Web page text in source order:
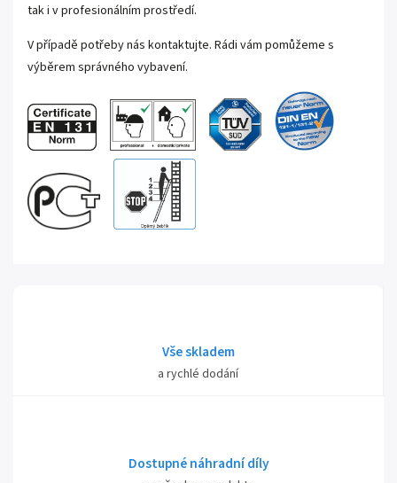
tak i v profesionálním prostředí.
V případě potřeby nás kontaktujte. Rádi vám pomůžeme s
výběrem správného vybavení.
Vše skladem
a rychlé dodání
Dostupné náhradní díly